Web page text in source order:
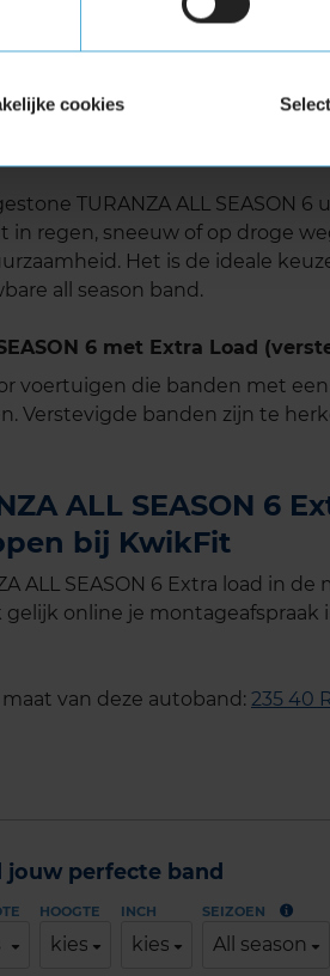
cookies
van de TURANZA ALL
is ontworpen om
rijervaring. Dit
voor zowel de bestuurder
TURANZA ALL SEASON
in regen, sneeuw of op droge
Het is de ideale
all season band.
6 met Extra Load
voertuigen die banden met
Verstevigde banden zijn te
ALL SEASON 6
bij KwikFit
ALL SEASON 6 Extra load in de
online je montageafspraak
van deze autoband: 235 40
jouw perfecte band
HOOGTE
kies
INCH
kies
SEIZOEN
All season